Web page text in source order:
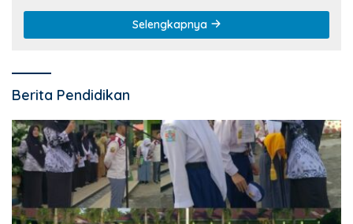
Selengkapnya
Berita Pendidikan